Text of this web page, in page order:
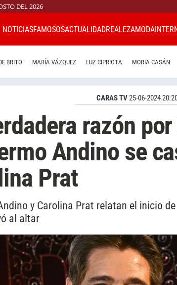
DEL 2026
NOTICIASFAMOSOSACTUALIDADREALEZAMODA
BRITO MARÍA VÁZQUEZ LUZ CIPRIOTA MORIA CASÁN
CARAS TV25-06-2024
razón
Andino se
Prat
y Carolina Prat relatan el inicio
al altar